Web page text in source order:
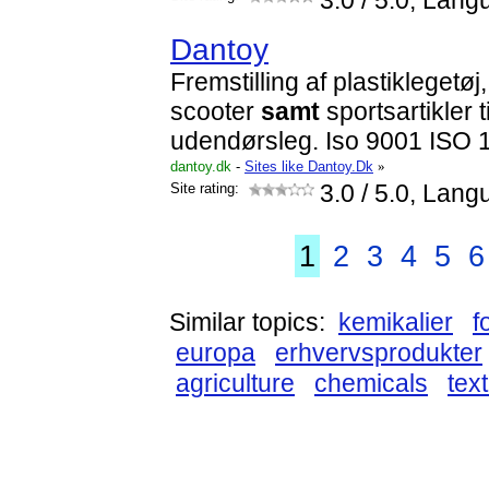
Dantoy
Fremstilling af
scooter samt sportsartikler
udendørsleg. Iso 9001 ISO
dantoy.dk - Sites like Dantoy.Dk »
Site rating:
3.0 / 5.0,
1 2 3 4 5 6
Similar topics: kemikalier
europa
erhvervsprodukter
agriculture
chemicals